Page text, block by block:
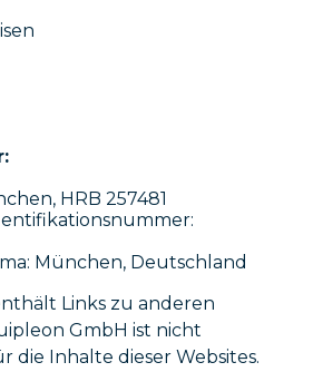
HRB 257481
München, Deutschland
Links zu anderen
GmbH ist nicht
die Inhalte dieser Websites.